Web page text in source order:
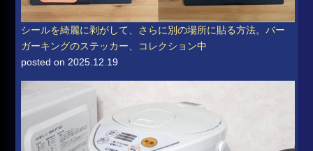
シールを綺麗に剥がして、さらに別の場所に貼る方法。バー
ガーキングのステッカー、コレクション中
posted on 2025.12.19